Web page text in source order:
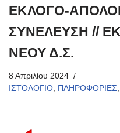
ΕΚΛΟΓΟ-
ΣΥΝΕΛΕΥΣΗ //
ΝΕΟΥ Δ.Σ.
8 Απριλίου 2024
ΙΣΤΟΛΟΓΙΟ
ΠΛΗΡΟΦΟΡΙΕΣ